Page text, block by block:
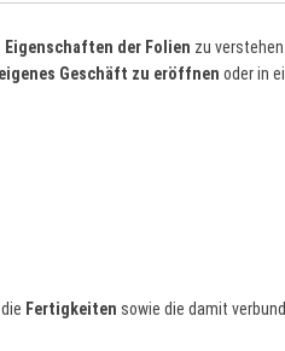
Eigenschaften der Folien zu
eigenes Geschäft zu eröffnen oder in
Fertigkeiten sowie die damit